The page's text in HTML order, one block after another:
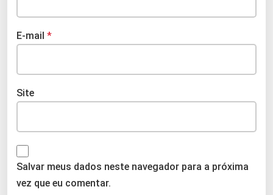
E-mail *
Site
Salvar meus dados neste navegador para a próxima
vez que eu comentar.